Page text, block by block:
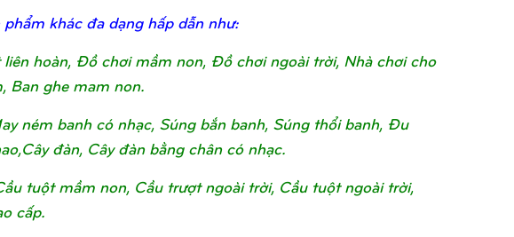
khác đa dạng hấp dẫn như:
hoàn, Đồ chơi mầm non, Đồ chơi ngoài trời, Nhà chơi cho
Ban ghe mam non.
ném banh có nhạc, Súng bắn banh, Súng thổi banh, Đu
đàn, Cây đàn bằng chân có nhạc.
tuột mầm non, Cầu trượt ngoài trời, Cầu tuột ngoài trời,
cấp.